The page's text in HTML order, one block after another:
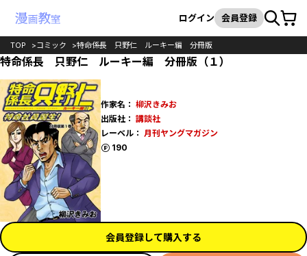
検索
ログイン 会員登録カート
TOP コミック 特命係長 只野仁 ルーキー編 分冊版
特命係長 只野仁 ルーキー編 分冊版（１）
作家名： 柳沢きみお
出版社： 講談社
レーベル： 月刊ヤングマガジン
190
ポイント
会員登録して購入する